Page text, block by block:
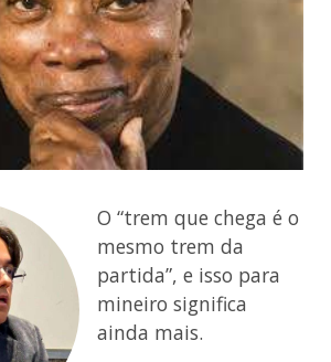
O “trem que chega é o
mesmo trem da
partida”, e isso para
mineiro significa
ainda mais.